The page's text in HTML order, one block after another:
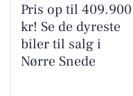
Pris op til 409.900
kr! Se de dyreste
biler til salg i
Nørre Snede